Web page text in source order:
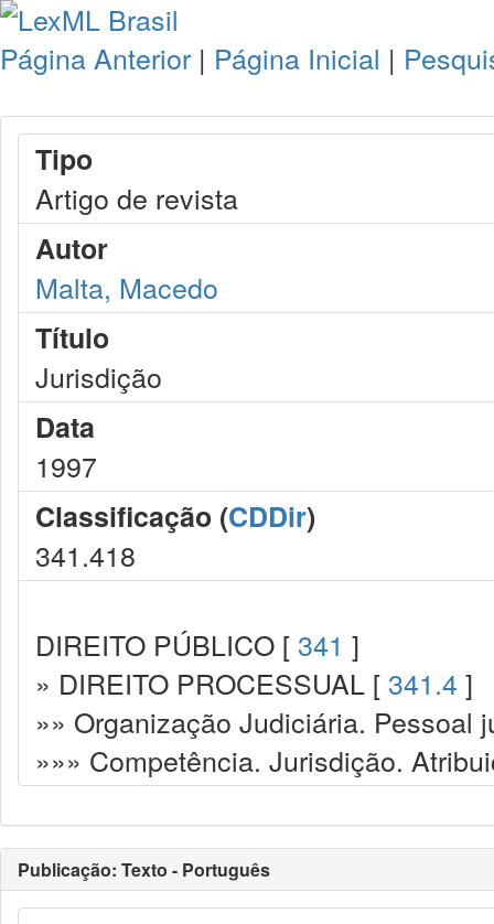
Página Anterior | Página Inicial |
Tipo
Artigo de revista
Autor
Malta, Macedo
Título
Jurisdição
Data
1997
Classificação (CDDir)
341.418
DIREITO PÚBLICO [ 341 ]
» DIREITO PROCESSUAL [ 341.4 ]
»» Organização Judiciária. Pessoal
»»» Competência. Jurisdição.
Publicação: Texto - Português